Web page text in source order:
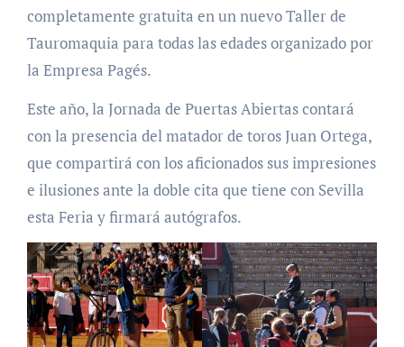
completamente gratuita en un nuevo Taller de
Tauromaquia para todas las edades organizado por
la Empresa Pagés.
Este año, la Jornada de Puertas Abiertas contará
con la presencia del matador de toros Juan Ortega,
que compartirá con los aficionados sus impresiones
e ilusiones ante la doble cita que tiene con Sevilla
esta Feria y firmará autógrafos.